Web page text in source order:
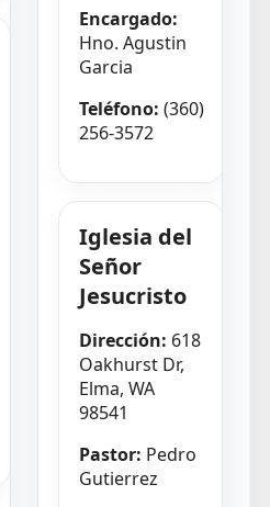
Encargado:
Hno. Agustin
Garcia
Teléfono: (360)
256-3572
Iglesia del
Señor
Jesucristo
Dirección: 618
Oakhurst Dr,
Elma, WA
98541
Pastor: Pedro
Gutierrez